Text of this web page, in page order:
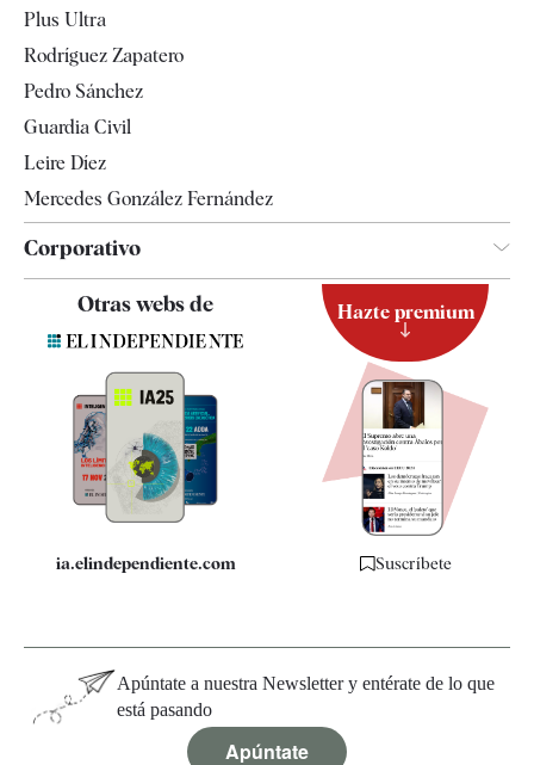
Televisión
Plus Ultra
Rodríguez Zapatero
Pedro Sánchez
Guardia Civil
Leire Díez
Mercedes González Fernández
Corporativo
Quiénes somos
Especificaciones
Otras webs de
ia.elindependiente.com
Hazte premium
Suscríbete
Apúntate a nuestra Newsletter y entérate de lo que
está pasando
Apúntate